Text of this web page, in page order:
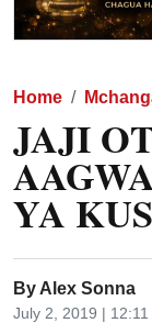
Home
JAJI
YA
By Alex Sonna
July 2, 2019 | 12:11